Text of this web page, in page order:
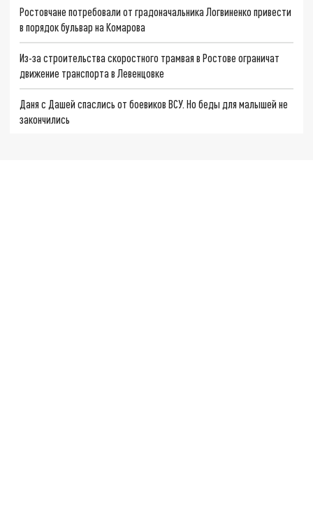
Ростовчане потребовали от градоначальника Логвиненко привести
в порядок бульвар на Комарова
Из-за строительства скоростного трамвая в Ростове ограничат
движение транспорта в Левенцовке
Даня с Дашей спаслись от боевиков ВСУ. Но беды для малышей не
закончились